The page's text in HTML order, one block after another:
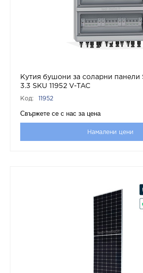
Кутия бушони за соларни панели
3.3 SKU 11952 V-TAC
Код: 11952
Свържете се с нас за цена
Намалени цени